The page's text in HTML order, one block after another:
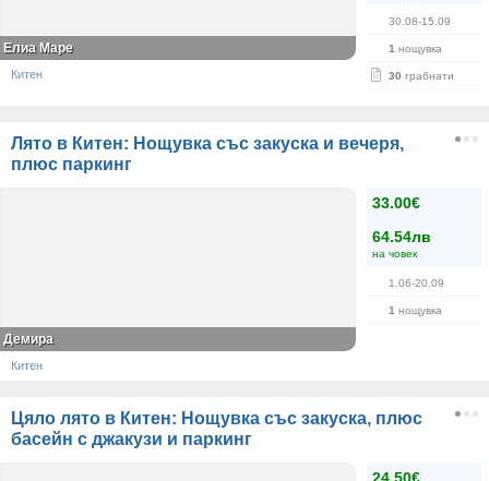
30.08-15.09
1 нощувка
30 грабнати
Елиа Маре
Китен
Лято в Китен: Нощувка със закуска и вечеря,
плюс паркинг
33.00€
64.54лв
на човек
1.06-20.09
1 нощувка
Демира
Китен
Цяло лято в Китен: Нощувка със закуска, плюс
басейн с джакузи и паркинг